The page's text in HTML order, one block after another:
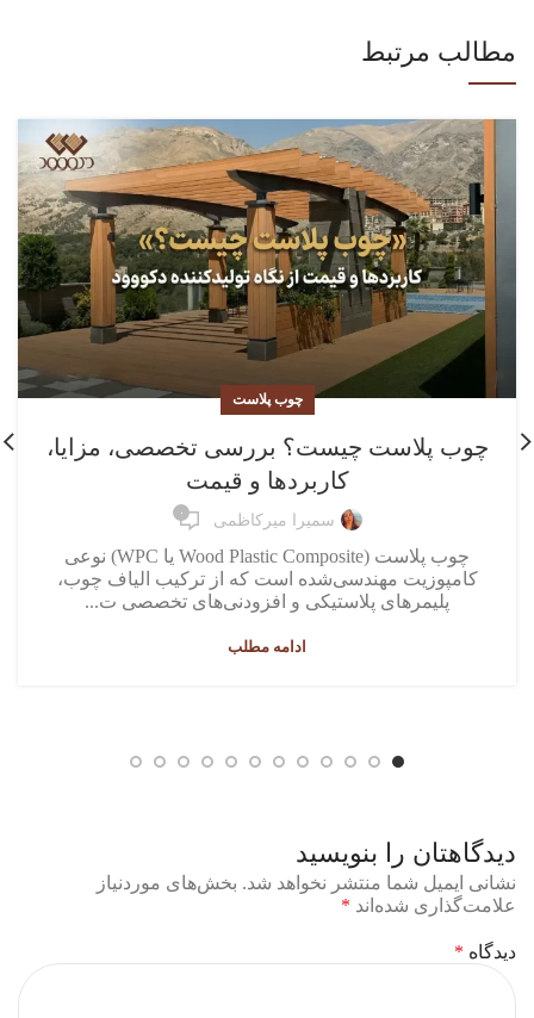
مطالب مرتبط
چوب پلاست
چوب پلاست چیست؟ بررسی تخصصی، مزایا،
کاربردها و قیمت
سمیرا میرکاظمی ۰
چوب پلاست (Wood Plastic Composite یا WPC) نوعی
کامپوزیت مهندسی‌شده است که از ترکیب الیاف چوب،
پلیمرهای پلاستیکی و افزودنی‌های تخصصی ت...
ادامه مطلب
دیدگاهتان را بنویسید
نشانی ایمیل شما منتشر نخواهد شد. بخش‌های موردنیاز
علامت‌گذاری شده‌اند *
دیدگاه *